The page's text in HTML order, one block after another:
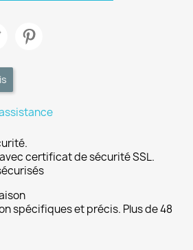
certificat de sécurité SSL.
spécifiques et précis. Plus de 48